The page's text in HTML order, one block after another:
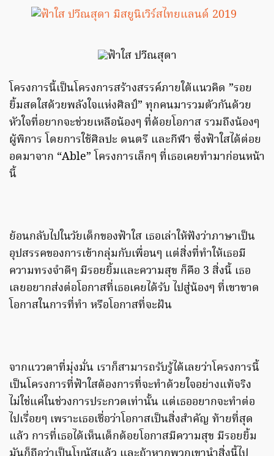
โครงการนี้เป็นโครงการสร้างสรรค์ภายใต้แนวคิด ”รอย
ยิ้มสดใสด้วยพลังใจแห่งศิลป์” ทุกคนมารวมตัวกันด้วย
หัวใจที่อยากจะช่วยเหลือน้องๆ ที่ด้อยโอกาส รวมถึงน้องๆ
ผู้พิการ โดยการใช้ศิลปะ ดนตรี และกีฬา ซึ่งฟ้าใสได้ต่อย
อดมาจาก “Able” โครงการเล็กๆ ที่เธอเคยทำมาก่อนหน้า
นี้
ย้อนกลับไปในวัยเด็กของฟ้าใส เธอเล่าให้ฟังว่าภาษาเป็น
อุปสรรคของการเข้ากลุ่มกับเพื่อนๆ แต่สิ่งที่ทำให้เธอมี
ความทรงจำดีๆ มีรอยยิ้มและความสุข ก็คือ 3 สิ่งนี้ เธอ
เลยอยากส่งต่อโอกาสที่เธอเคยได้รับ ไปสู่น้องๆ ที่เขาขาด
โอกาสในการที่ทำ หรือโอกาสที่จะฝัน
จากแววตาที่มุ่งมั่น เราก็สามารถรับรู้ได้เลยว่าโครงการนี้
เป็นโครงการที่ฟ้าใสต้องการที่จะทำด้วยใจอย่างแท้จริง
ไม่ใช่แค่ในช่วงการประกวดเท่านั้น แต่เธออยากจะทำต่อ
ไปเรื่อยๆ เพราะเธอเชื่อว่าโอกาสเป็นสิ่งสำคัญ ท้ายที่สุด
แล้ว การที่เธอได้เห็นเด็กด้อยโอกาสมีความสุข มีรอยยิ้ม